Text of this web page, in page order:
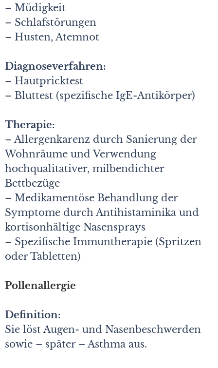
– Müdigkeit
– Schlafstörungen
– Husten, Atemnot
Diagnoseverfahren:
– Hautpricktest
– Bluttest (spezifische IgE-Antikörper)
Therapie:
– Allergenkarenz durch Sanierung der
Wohnräume und Verwendung
hochqualitativer, milbendichter
Bettbezüge
– Medikamentöse Behandlung der
Symptome durch Antihistaminika und
kortisonhältige Nasensprays
– Spezifische Immuntherapie (Spritzen
oder Tabletten)
Pollenallergie
Definition:
Sie löst Augen- und Nasenbeschwerden
sowie – später – Asthma aus.